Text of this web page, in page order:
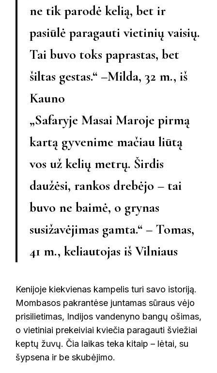
ne tik parodė kelią, bet ir
pasiūlė paragauti vietinių vaisių.
Tai buvo toks paprastas, bet
šiltas gestas.“ –Milda, 32 m., iš
Kauno
„Safaryje Masai Maroje pirmą
kartą gyvenime mačiau liūtą
vos už kelių metrų. Širdis
daužėsi, rankos drebėjo – tai
buvo ne baimė, o grynas
susižavėjimas gamta.“ – Tomas,
41 m., keliautojas iš Vilniaus
Kenijoje kiekvienas kampelis turi savo istoriją.
Mombasos pakrantėse juntamas sūraus vėjo
prisilietimas, Indijos vandenyno bangų ošimas,
o vietiniai prekeiviai kviečia paragauti šviežiai
keptų žuvų. Čia laikas teka kitaip – lėtai, su
šypsena ir be skubėjimo.